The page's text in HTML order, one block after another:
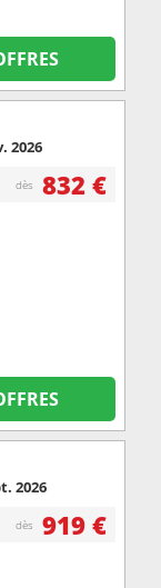
2026
dès 832 €
2026
dès 919 €